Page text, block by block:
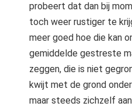
probeert dat dan bij
toch weer rustiger te
meer goed hoe die kan
gemiddelde gestreste
zeggen, die is niet
kwijt met de grond
maar steeds zichzelf